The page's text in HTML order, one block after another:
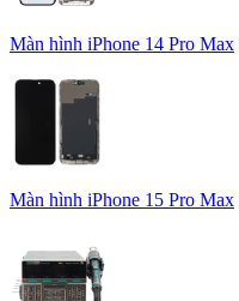
Màn hình iPhone 14 Pro Max
Màn hình iPhone 15 Pro Max